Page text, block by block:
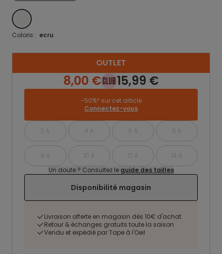
ECRU
Coloris : ecru
OUTLET
8,00 € 15,99 €
-50%* sur cet article
Connectez-vous
3 A 4 A 5 A 6 A
8 A 10 A 12 A
14 A
Un doute ? Consultez le guide des tailles
Disponibilité magasin
Livraison offerte en magasin dès 10€ d'achat
Retour & échanges gratuits toute la saison
Vendu et expédié par Tape à l'Oeil